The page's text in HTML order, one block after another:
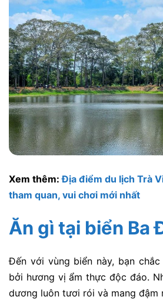
Xem thêm:Địa điểm du lịch Trà
tham quan, vui chơi mới nhất
Ăn gì tại biển Ba
Đến với vùng biển này, bạn
bởi hương vị ẩm thực độc đáo.
dương luôn tươi rói và mang đậm